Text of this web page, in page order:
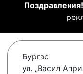
Поздравления!
Бургас
ул. „Васил